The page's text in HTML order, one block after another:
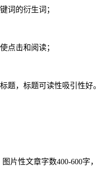
词的衍生词；
点击和阅读；
题，标题可读性吸引性好
片性文章字数400-600字